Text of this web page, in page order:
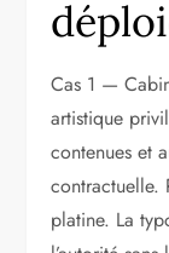
Cas 1 —
artistique
contenues et
contractuelle.
platine. La